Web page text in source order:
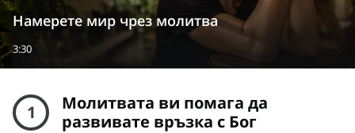
Намерете мир чрез молитва
3:30
1
Молитвата ви помага да
развивате връзка с Бог